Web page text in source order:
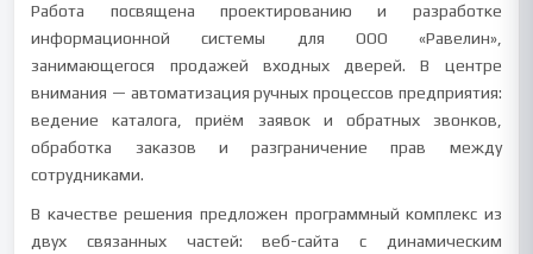
Работа посвящена проектированию и разработке
информационной системы для ООО «Равелин»,
занимающегося продажей входных дверей. В центре
внимания — автоматизация ручных процессов предприятия:
ведение каталога, приём заявок и обратных звонков,
обработка заказов и разграничение прав между
сотрудниками.
В качестве решения предложен программный комплекс из
двух связанных частей: веб-сайта с динамическим